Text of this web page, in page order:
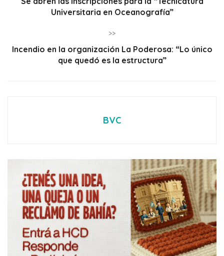
Universitaria en Oceanografía”
>>
Incendio en la organización La Poderosa: “Lo único
que quedó es la estructura”
BVC